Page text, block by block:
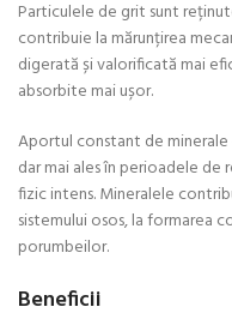
Particulele de grit sunt
contribuie la mărunțirea
digerată și valorificată mai
absorbite mai ușor.
Aportul constant de
dar mai ales în perioadele
fizic intens. Mineralele
sistemului osos, la formarea
porumbeilor.
Beneficii